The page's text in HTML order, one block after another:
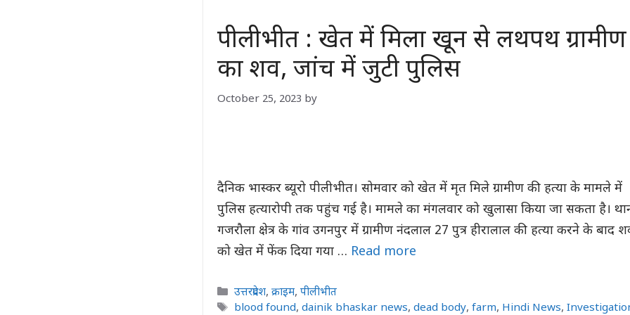
पीलीभीत : खेत में मिला खून से लथपथ ग्रामीण
का शव, जांच में जुटी पुलिस
October 25, 2023 by
दैनिक भास्कर ब्यूरो पीलीभीत। सोमवार को खेत में मृत मिले ग्रामीण की हत्या के मामले में
पुलिस हत्यारोपी तक पहुंच गई है। मामले का मंगलवार को खुलासा किया जा सकता है।
गजरौला क्षेत्र के गांव उगनपुर में ग्रामीण नंदलाल 27 पुत्र हीरालाल की हत्या करने के बाद
को खेत में फेंक दिया गया … Read more
Categories
उत्तरप्रदेश,क्राइम,पीलीभीत
Tags
blood found,dainik bhaskar news,dead body,farm, Hindi News,